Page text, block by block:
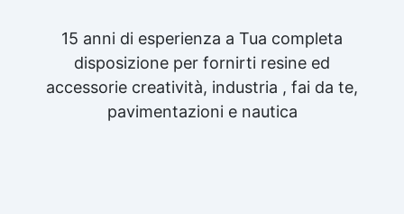
15 anni di esperienza a Tua completa
disposizione per fornirti resine ed
accessorie creatività, industria , fai da te,
pavimentazioni e nautica